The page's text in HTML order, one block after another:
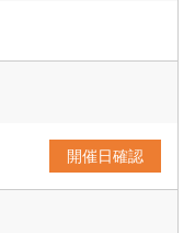
開催日確認